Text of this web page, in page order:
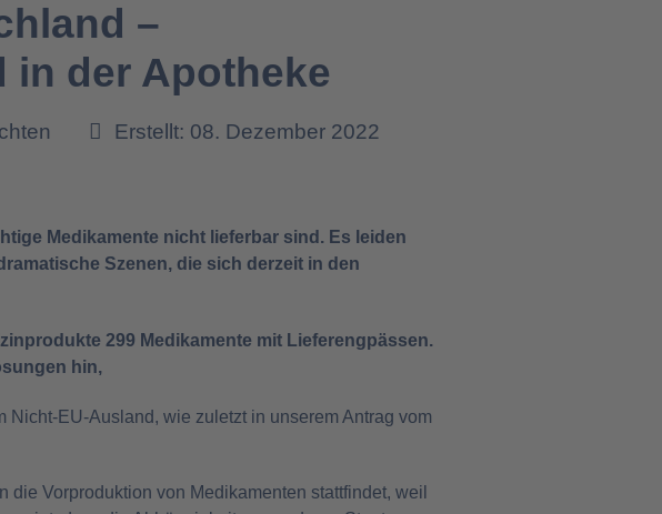
–
in der Apotheke
Erstellt: 08. Dezember 2022
Medikamente nicht lieferbar sind. Es leiden
Szenen, die sich derzeit in den
299 Medikamente mit Lieferengpässen.
hin,
EU-Ausland, wie zuletzt in unserem Antrag vom
Vorproduktion von Medikamenten stattfindet, weil